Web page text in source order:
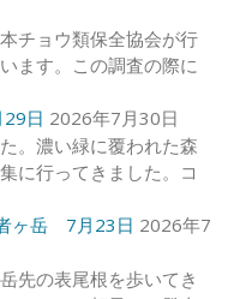
チョウ類保全協会が行
ます。この調査の際に
日 2026年7月30日
。濃い緑に覆われた森
に行ってきました。コ
ヶ岳 7月23日 2026年7
先の表尾根を歩いてき